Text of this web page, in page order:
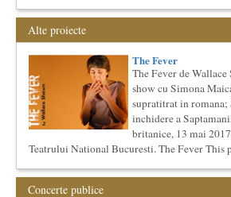
Cursul de Arta universala: Marile
Societatea Muzicala organizeaza un curs de
"Marile capodopere ale umanitatii". Este un
Cursul de Filosofie a vietii cotidiene
Societatea Muzicala organizeaza un curs de
cotidiene, de nivel academic, cu durata de un
semestre),...
Saptamana Romano-Britanica 2018
Masterclass de traducere literara stilizata
englezi
“Lidia Vianu’s Students Translate” Ediția a
Alte proiecte
The Fever
The Fever de
show cu Simona
supratitrat in romana;
inchidere a
britanice, 13 mai
Teatrului National Bucuresti. The Fever This
Concerte publice